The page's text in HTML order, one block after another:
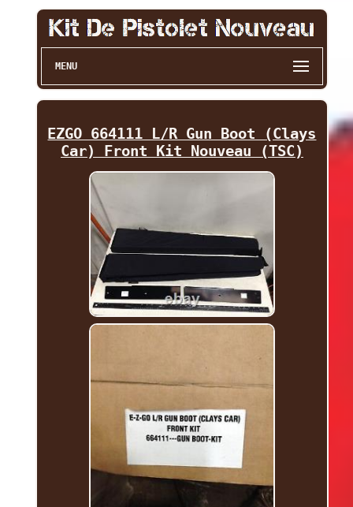
MENU
EZGO 664111 L/R Gun Boot (Clays
Car) Front Kit Nouveau (TSC)